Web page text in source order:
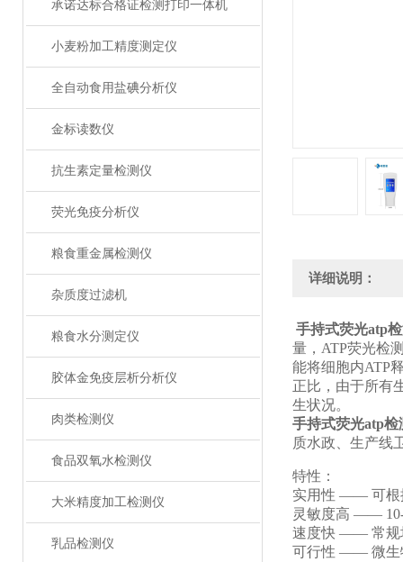
承诺达标合格证检测打印一体机
小麦粉加工精度测定仪
全自动食用盐碘分析仪
金标读数仪
抗生素定量检测仪
荧光免疫分析仪
粮食重金属检测仪
杂质度过滤机
粮食水分测定仪
胶体金免疫层析分析仪
肉类检测仪
食品双氧水检测仪
大米精度加工检测仪
乳品检测仪
详细说明：
手持式荧光atp
量，ATP荧光检
能将细胞内ATP
正比，由于所有
生状况。
手持式荧光atp
质水政、生产线
特性：
实用性 —— 可根
灵敏度高 —— 10-
速度快 —— 常规
可行性 —— 微生